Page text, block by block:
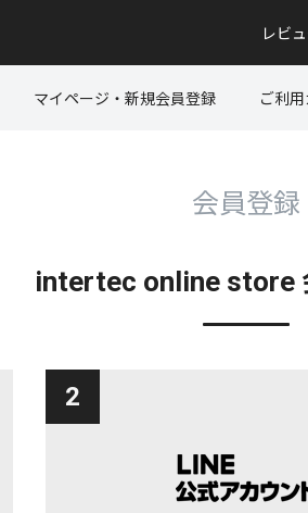
レビ
マイページ・新規会員登録 ご利
会員登録
intertec online store
2